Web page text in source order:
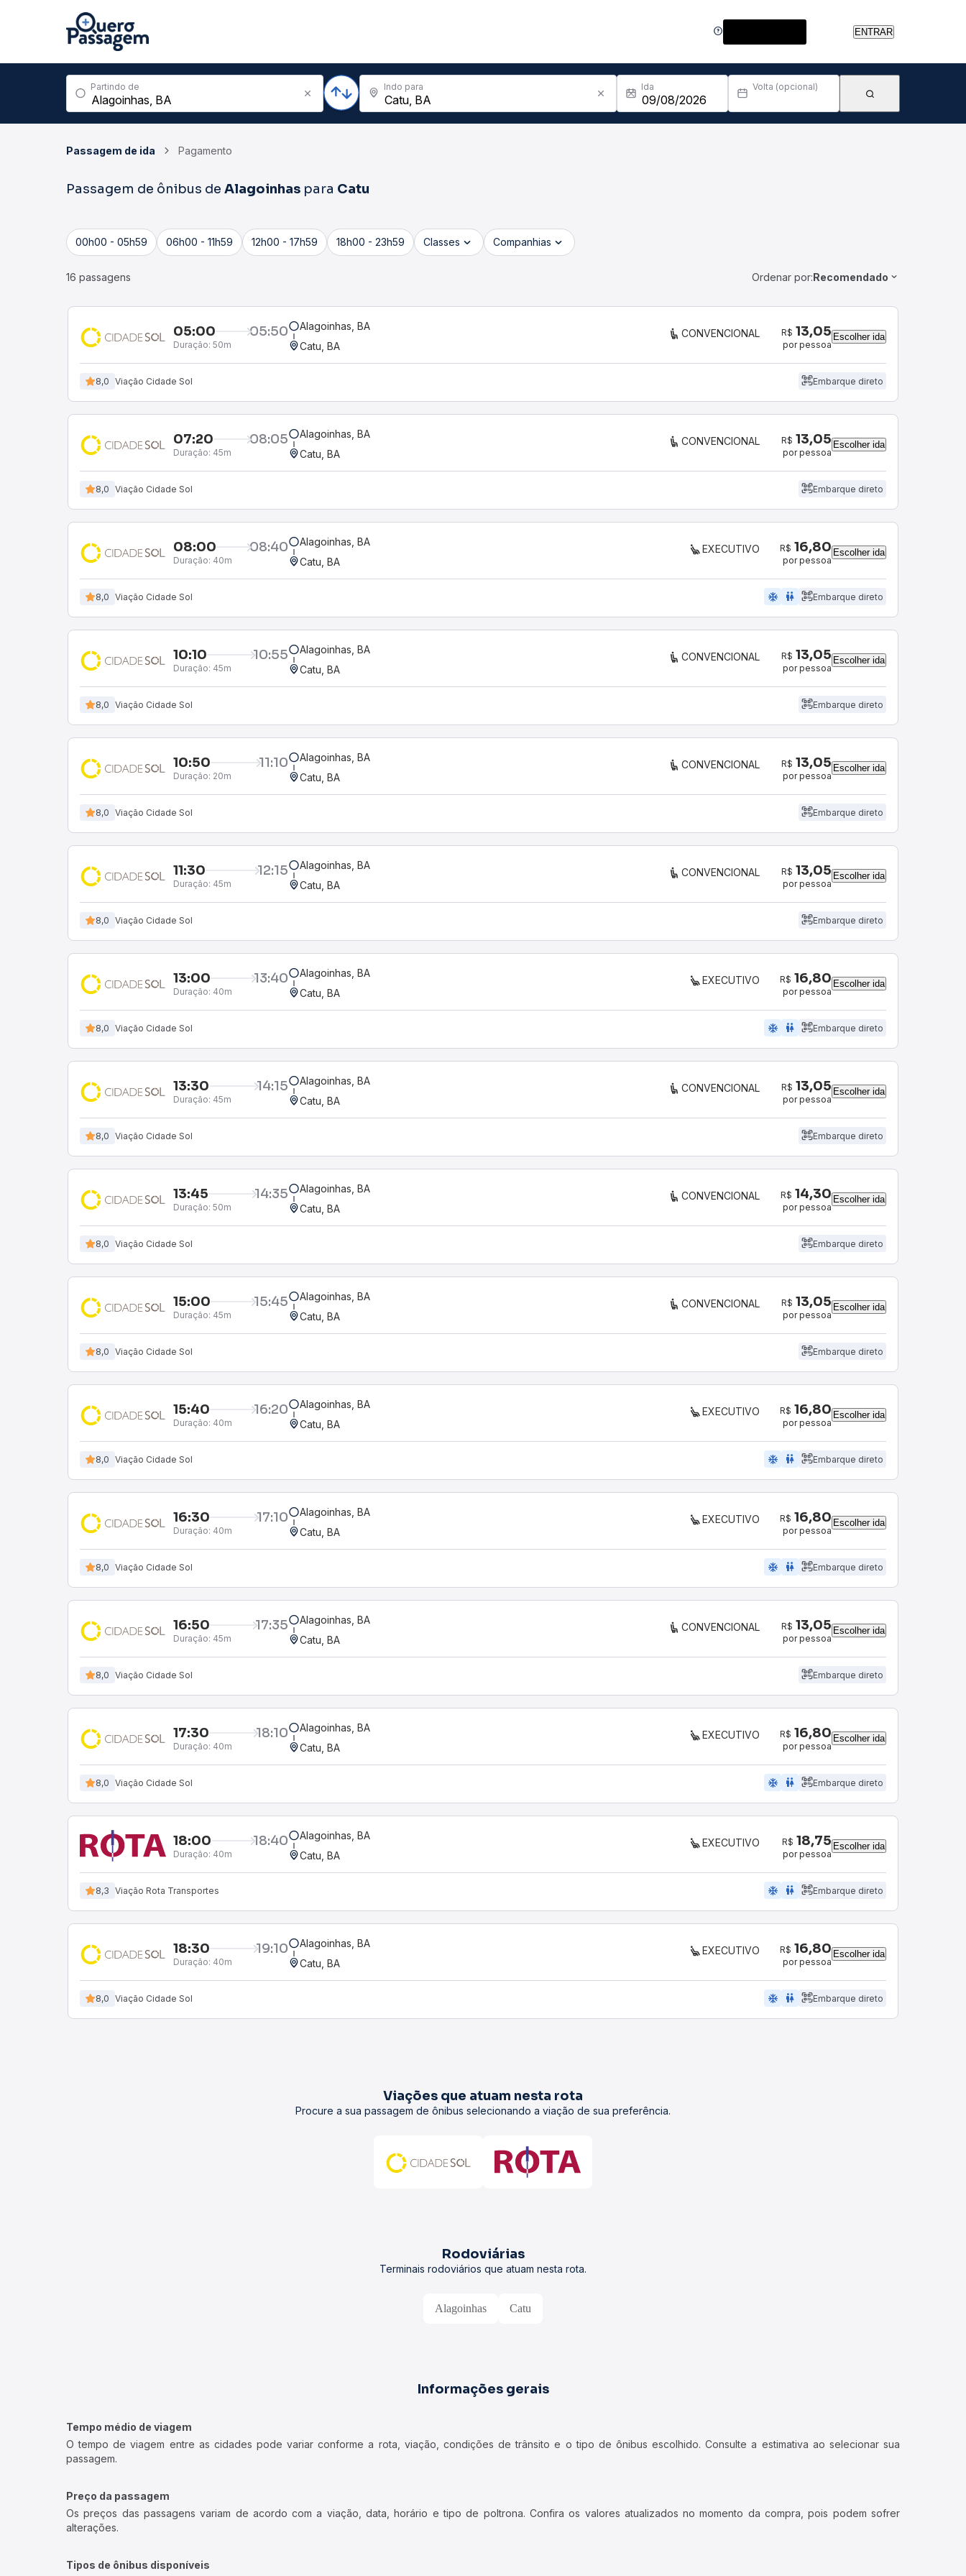
ENTRAR
Partindo de Indo para Ida Volta (opcional)
Passagem de ida Pagamento
Passagem de ônibus de Alagoinhas para Catu
00h00 - 05h59 06h00 - 11h59 12h00 - 17h59 18h00 - 23h59 Classes Companhias
16 passagens Ordenar por:Recomendado
05:00 05:50
Duração: 50m
Alagoinhas, BA
Catu, BA
CONVENCIONAL R$ 13,05
por pessoa
Escolher ida
8,0 Viação Cidade Sol Embarque direto
07:20 08:05
Duração: 45m
Alagoinhas, BA
Catu, BA
CONVENCIONAL R$ 13,05
por pessoa
Escolher ida
8,0 Viação Cidade Sol Embarque direto
08:00 08:40
Duração: 40m
Alagoinhas, BA
Catu, BA
EXECUTIVO R$ 16,80
por pessoa
Escolher ida
8,0 Viação Cidade Sol ac_unit wc Embarque direto
10:10 10:55
Duração: 45m
Alagoinhas, BA
Catu, BA
CONVENCIONAL R$ 13,05
por pessoa
Escolher ida
8,0 Viação Cidade Sol Embarque direto
10:50 11:10
Duração: 20m
Alagoinhas, BA
Catu, BA
CONVENCIONAL R$ 13,05
por pessoa
Escolher ida
8,0 Viação Cidade Sol Embarque direto
11:30 12:15
Duração: 45m
Alagoinhas, BA
Catu, BA
CONVENCIONAL R$ 13,05
por pessoa
Escolher ida
8,0 Viação Cidade Sol Embarque direto
13:00 13:40
Duração: 40m
Alagoinhas, BA
Catu, BA
EXECUTIVO R$ 16,80
por pessoa
Escolher ida
8,0 Viação Cidade Sol ac_unit wc Embarque direto
13:30 14:15
Duração: 45m
Alagoinhas, BA
Catu, BA
CONVENCIONAL R$ 13,05
por pessoa
Escolher ida
8,0 Viação Cidade Sol Embarque direto
13:45 14:35
Duração: 50m
Alagoinhas, BA
Catu, BA
CONVENCIONAL R$ 14,30
por pessoa
Escolher ida
8,0 Viação Cidade Sol Embarque direto
15:00 15:45
Duração: 45m
Alagoinhas, BA
Catu, BA
CONVENCIONAL R$ 13,05
por pessoa
Escolher ida
8,0 Viação Cidade Sol Embarque direto
15:40 16:20
Duração: 40m
Alagoinhas, BA
Catu, BA
EXECUTIVO R$ 16,80
por pessoa
Escolher ida
8,0 Viação Cidade Sol ac_unit wc Embarque direto
16:30 17:10
Duração: 40m
Alagoinhas, BA
Catu, BA
EXECUTIVO R$ 16,80
por pessoa
Escolher ida
8,0 Viação Cidade Sol ac_unit wc Embarque direto
16:50 17:35
Duração: 45m
Alagoinhas, BA
Catu, BA
CONVENCIONAL R$ 13,05
por pessoa
Escolher ida
8,0 Viação Cidade Sol Embarque direto
17:30 18:10
Duração: 40m
Alagoinhas, BA
Catu, BA
EXECUTIVO R$ 16,80
por pessoa
Escolher ida
8,0 Viação Cidade Sol ac_unit wc Embarque direto
18:00 18:40
Duração: 40m
Alagoinhas, BA
Catu, BA
EXECUTIVO R$ 18,75
por pessoa
Escolher ida
8,3 Viação Rota Transportes ac_unit wc Embarque direto
18:30 19:10
Duração: 40m
Alagoinhas, BA
Catu, BA
EXECUTIVO R$ 16,80
por pessoa
Escolher ida
8,0 Viação Cidade Sol ac_unit wc Embarque direto
Viações que atuam nesta rota
Procure a sua passagem de ônibus selecionando a viação de sua preferência.
Rodoviárias
Terminais rodoviários que atuam nesta rota.
Alagoinhas Catu
Informações gerais
Tempo médio de viagem
O tempo de viagem entre as cidades pode variar conforme a rota, viação, condições de trânsito e o tipo de ônibus escolhido. Consulte a estimativa ao selecionar sua
passagem.
Preço da passagem
Os preços das passagens variam de acordo com a viação, data, horário e tipo de poltrona. Confira os valores atualizados no momento da compra, pois podem sofrer
alterações.
Tipos de ônibus disponíveis